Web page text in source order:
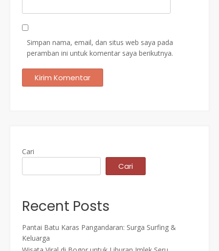
Simpan nama, email, dan situs web saya pada
peramban ini untuk komentar saya berikutnya.
Cari
Cari
Recent Posts
Pantai Batu Karas Pangandaran: Surga Surfing &
Keluarga